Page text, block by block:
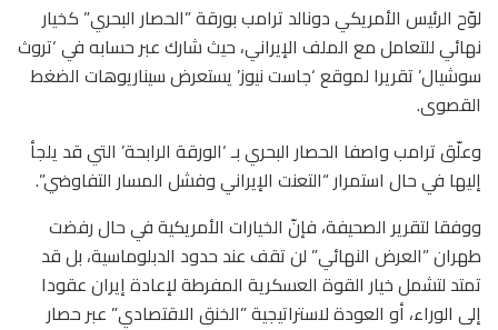
لوّح الرئيس الأمريكي دونالد ترامب بورقة ”الحصار البحري” كخيار
نهائي للتعامل مع الملف الإيراني، حيث شارك عبر حسابه في ‘تروث
سوشيال’ تقريرا لموقع ‘جاست نيوز’ يستعرض سيناريوهات الضغط
القصوى.
وعلّق ترامب واصفا الحصار البحري بـ ‘الورقة الرابحة’ التي قد يلجأ
إليها في حال استمرار “التعنت الإيراني وفشل المسار التفاوضي”.
ووفقا لتقرير الصحيفة، فإنّ الخيارات الأمريكية في حال رفضت
طهران ”العرض النهائي” لن تقف عند حدود الدبلوماسية، بل قد
تمتد لتشمل خيار القوة العسكرية المفرطة لإعادة إيران عقودا
إلى الوراء، أو العودة لاستراتيجية ”الخنق الاقتصادي” عبر حصار